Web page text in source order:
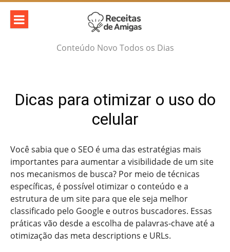
Skip
content
Conteúdo Novo Todos os Dias
Dicas para otimizar o uso do
celular
Você sabia que o SEO é uma das estratégias mais
importantes para aumentar a visibilidade de um site
nos mecanismos de busca? Por meio de técnicas
específicas, é possível otimizar o conteúdo e a
estrutura de um site para que ele seja melhor
classificado pelo Google e outros buscadores. Essas
práticas vão desde a escolha de palavras-chave até a
otimização das meta descriptions e URLs.